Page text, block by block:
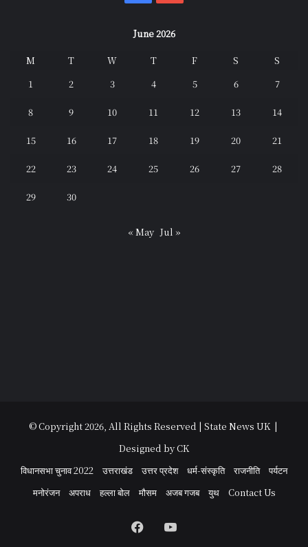
June 2026
M T W T F S
S
1
2 3 4 5 6 7
8 9 10 11 12 13 14
15 16 17 18 19 20 21
22 23 24 25 26 27 28
29 30
« May Jul »
© Copyright 2026, All Rights Reserved | State News UK |
Designed by CK
विधानसभा चुनाव 2022
उत्तराखंड उत्तर प्रदेश धर्म-संस्कृति राजनीति
पर्यटन
मनोरंजन
अपराध हल्ला बोल मौसम अजब गजब युथ Contact Us
Facebook